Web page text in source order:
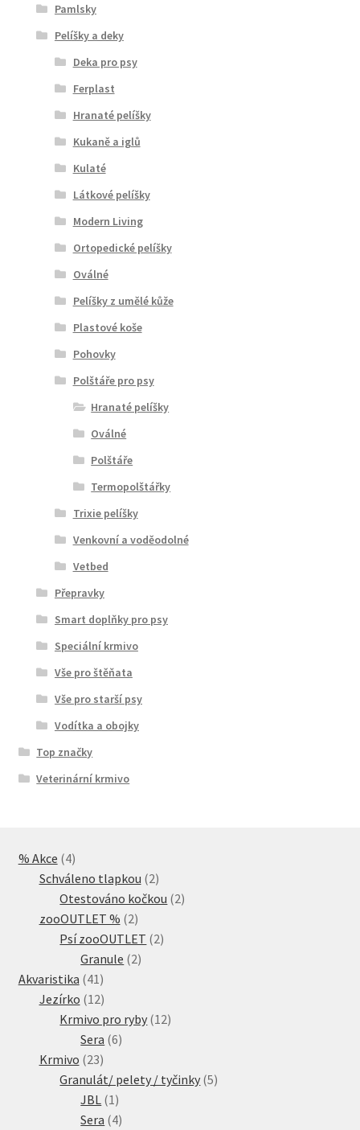
Pamlsky
Pelíšky a deky
Deka pro psy
Ferplast
Hranaté pelíšky
Kukaně a iglů
Kulaté
Látkové pelíšky
Modern Living
Ortopedické pelíšky
Oválné
Pelíšky z umělé kůže
Plastové koše
Pohovky
Polštáře pro psy
Hranaté pelíšky
Oválné
Polštáře
Termopolštářky
Trixie pelíšky
Venkovní a voděodolné
Vetbed
Přepravky
Smart doplňky pro psy
Speciální krmivo
Vše pro štěňata
Vše pro starší psy
Vodítka a obojky
Top značky
Veterinární krmivo
% Akce 44
produkty
Schváleno tlapkou 22
produkty
Otestováno kočkou 22
zooOUTLET % 22
produkty
Psí zooOUTLET 22
Granule 22
Akvaristika 4141
produktů
Jezírko 1212
produktů
Krmivo pro ryby 1212
Sera 66
Krmivo 2323
produktů
Granulát/ pelety / tyčinky 55
JBL 11
produkt
Sera 44